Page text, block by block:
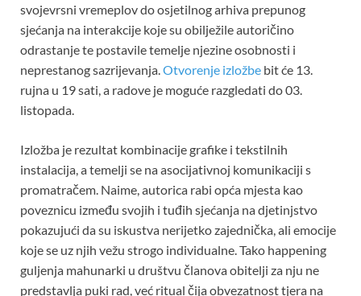
svojevrsni vremeplov do osjetilnog arhiva prepunog
sjećanja na interakcije koje su obilježile autoričino
odrastanje te postavile temelje njezine osobnosti i
neprestanog sazrijevanja. Otvorenje izložbe bit će 13.
rujna u 19 sati, a radove je moguće razgledati do 03.
listopada.
Izložba je rezultat kombinacije grafike i tekstilnih
instalacija, a temelji se na asocijativnoj komunikaciji s
promatračem. Naime, autorica rabi opća mjesta kao
poveznicu između svojih i tuđih sjećanja na djetinjstvo
pokazujući da su iskustva nerijetko zajednička, ali emocije
koje se uz njih vežu strogo individualne. Tako happening
guljenja mahunarki u društvu članova obitelji za nju ne
predstavlja puki rad, već ritual čija obvezatnost tjera na